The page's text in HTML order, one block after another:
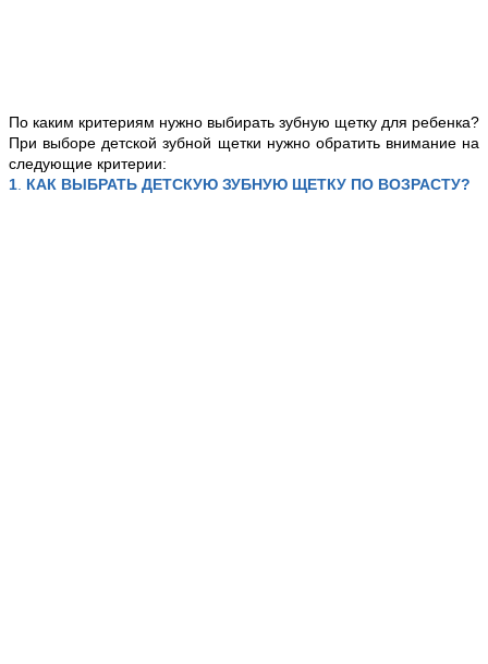
По каким критериям нужно выбирать зубную щетку для ребенка?
При выборе детской зубной щетки нужно обратить внимание на
следующие критерии:
1 КАК ВЫБРАТЬ ДЕТСКУЮ ЗУБНУЮ ЩЕТКУ ПО ВОЗРАСТУ?